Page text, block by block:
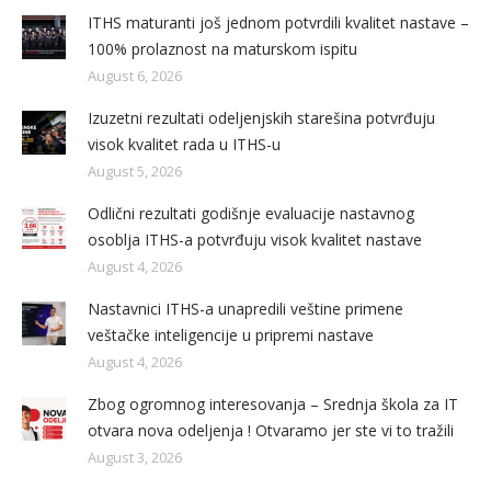
ITHS maturanti još jednom potvrdili kvalitet nastave –
100% prolaznost na maturskom ispitu
August 6, 2026
Izuzetni rezultati odeljenjskih starešina potvrđuju
visok kvalitet rada u ITHS-u
August 5, 2026
Odlični rezultati godišnje evaluacije nastavnog
osoblja ITHS-a potvrđuju visok kvalitet nastave
August 4, 2026
Nastavnici ITHS-a unapredili veštine primene
veštačke inteligencije u pripremi nastave
August 4, 2026
Zbog ogromnog interesovanja – Srednja škola za IT
otvara nova odeljenja ! Otvaramo jer ste vi to tražili
August 3, 2026